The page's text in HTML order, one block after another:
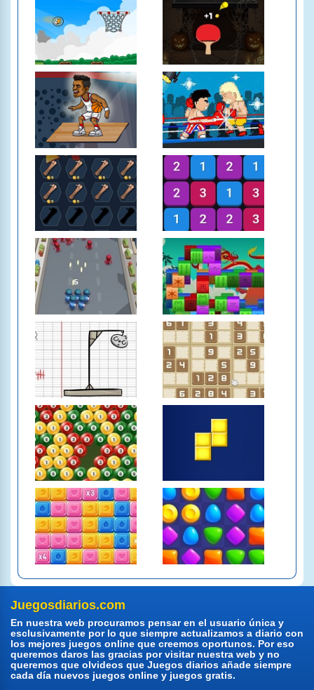
Juegosdiarios.com
En nuestra web procuramos pensar en el usuario única y
esclusivamente por lo que siempre actualizamos a diario con
los mejores juegos online que creemos oportunos. Por eso
queremos daros las gracias por visitar nuestra web y no
queremos que olvideos que Juegos diarios añade siempre
cada día nuevos juegos online y juegos gratis.